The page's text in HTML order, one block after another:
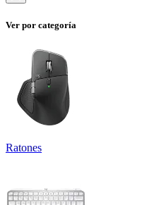
Ver por categoría
Ratones